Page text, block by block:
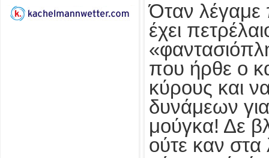
Όταν λέγαμε
έχει
που ήρθε ο
κύρους και
δυνάμεων
μούγκα! Δε
ούτε καν στα